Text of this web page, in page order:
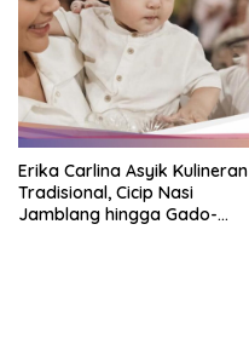
Erika Carlina Asyik Kulineran
Tradisional, Cicip Nasi
Jamblang hingga Gado-